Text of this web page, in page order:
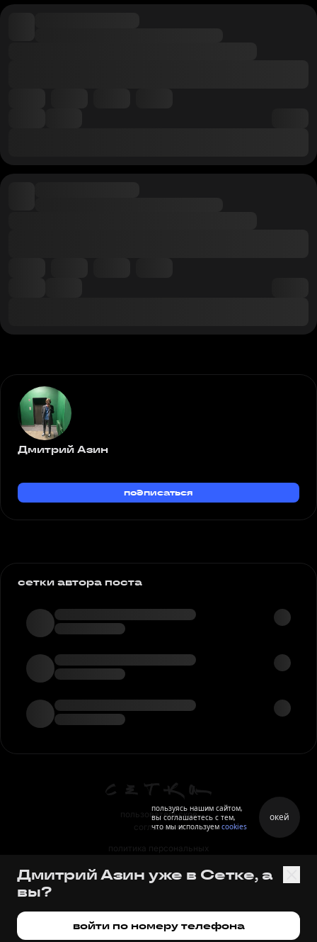
Дмитрий Азин
подписаться
сетки автора поста
пользовательское
соглашение
политика персональных
правила
Дмитрий Азин уже в Сетке, а
вы?
войти по номеру телефона
пользуясь нашим сайтом,
вы соглашаетесь с тем,
что мы используем cookies
окей